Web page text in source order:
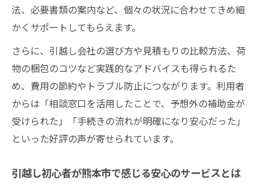
法、必要書類の案内など、個々の状況に合わせてきめ細
かくサポートしてもらえます。
さらに、引越し会社の選び方や見積もりの比較方法、荷
物の梱包のコツなど実践的なアドバイスも得られるた
め、費用の節約やトラブル防止につながります。利用者
からは「相談窓口を活用したことで、予想外の補助金が
受けられた」「手続きの流れが明確になり安心だった」
といった好評の声が寄せられています。
引越し初心者が熊本市で感じる安心のサービスとは